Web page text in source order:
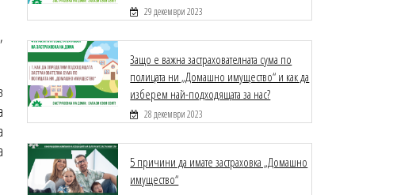
29 декември 2023
Защо е важна застрахователната сума по
полицата ни „Домашно имущество“ и как да
изберем най-подходящата за нас?
28 декември 2023
5 причини да имате застраховка „Домашно
имущество“